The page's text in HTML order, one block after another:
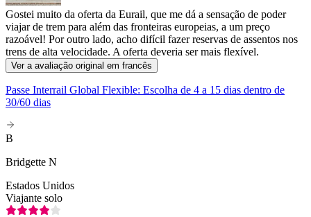
Gostei muito da oferta da Eurail, que me dá a sensação de poder
viajar de trem para além das fronteiras europeias, a um preço
razoável! Por outro lado, acho difícil fazer reservas de assentos nos
trens de alta velocidade. A oferta deveria ser mais flexível.
Ver a avaliação original em francês
Passe Interrail Global Flexible: Escolha de 4 a 15 dias dentro de
30/60 dias
B
Bridgette N
Estados Unidos
Viajante solo